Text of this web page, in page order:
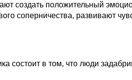
создать положительный
соперничества, развивают
состоит в том, что люди